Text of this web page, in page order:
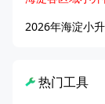
热门工具